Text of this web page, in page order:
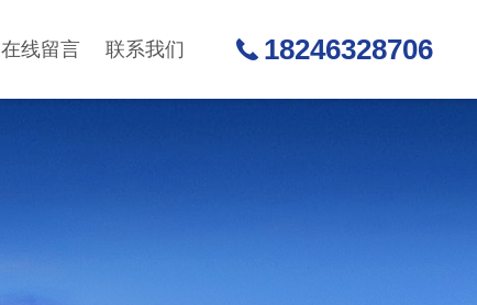
在线留言 联系我们 18246328706